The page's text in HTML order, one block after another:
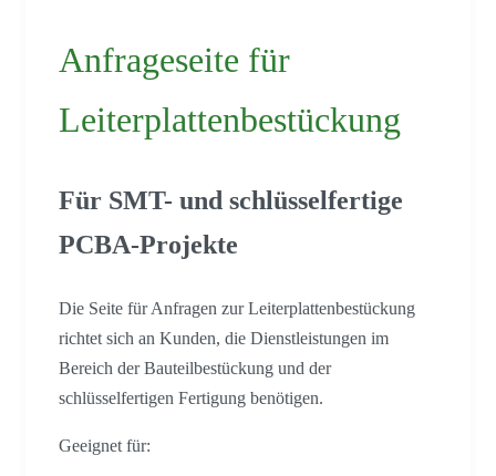
Anfrageseite für
Leiterplattenbestückung
Für SMT- und schlüsselfertige
PCBA-Projekte
Die Seite für Anfragen zur Leiterplattenbestückung
richtet sich an Kunden, die Dienstleistungen im
Bereich der Bauteilbestückung und der
schlüsselfertigen Fertigung benötigen.
Geeignet für: